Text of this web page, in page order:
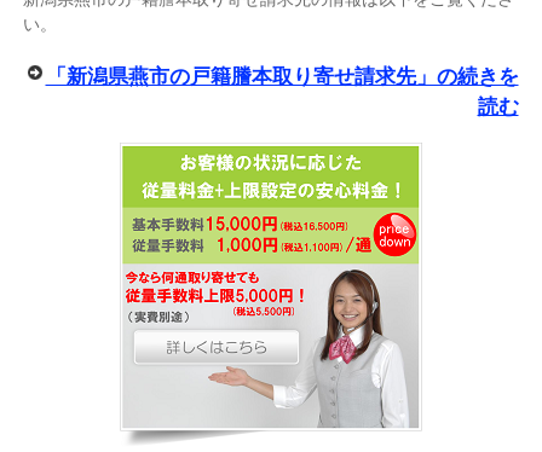
い。
「新潟県燕市の戸籍謄本取り寄せ請求先」の続きを
読む